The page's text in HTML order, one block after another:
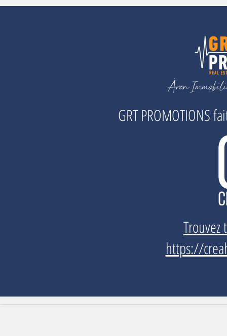
GRT PROMOTIONS
Trouvez
https://